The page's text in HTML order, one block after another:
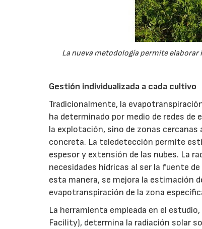
La nueva metodología permite elaborar
Gestión individualizada a cada cultivo
Tradicionalmente, la
ha determinado por medio de redes
la explotación, sino de zonas cercanas
concreta. La teledetección permite
espesor y extensión de las nubes. La
necesidades hídricas al ser la fuente
esta manera, se mejora la estimación
evapotranspiración de la zona
La herramienta empleada en el
Facility), determina la radiación solar